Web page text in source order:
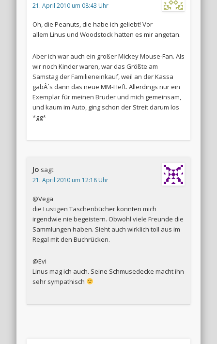
21. April 2010 um 08:43 Uhr
Oh, die Peanuts, die habe ich geliebt! Vor
allem Linus und Woodstock hatten es mir angetan.
Aber ich war auch ein großer Mickey Mouse-Fan. Als
wir noch Kinder waren, war das Größte am
Samstag der Familieneinkauf, weil an der Kassa
gabÂ´s dann das neue MM-Heft. Allerdings nur ein
Exemplar für meinen Bruder und mich gemeinsam,
und kaum im Auto, ging schon der Streit darum los
*gg*
Jo sagt:
21. April 2010 um 12:18 Uhr
@Vega
die Lustigen Taschenbücher konnten mich
irgendwie nie begeistern. Obwohl viele Freunde die
Sammlungen haben. Sieht auch wirklich toll aus im
Regal mit den Buchrücken.
@Evi
Linus mag ich auch. Seine Schmusedecke macht ihn
sehr sympathisch